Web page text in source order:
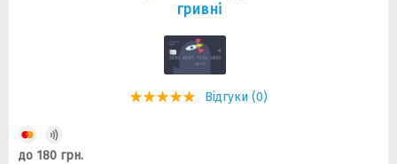
гривні
Відгуки (0)
до 180 грн.